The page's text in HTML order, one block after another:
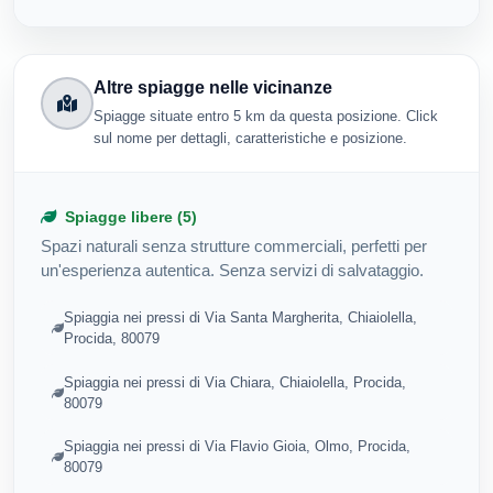
Altre spiagge nelle vicinanze
Spiagge situate entro 5 km da questa posizione. Click
sul nome per dettagli, caratteristiche e posizione.
Spiagge libere (5)
Spazi naturali senza strutture commerciali, perfetti per
un'esperienza autentica. Senza servizi di salvataggio.
Spiaggia nei pressi di Via Santa Margherita, Chiaiolella,
Procida, 80079
Spiaggia nei pressi di Via Chiara, Chiaiolella, Procida,
80079
Spiaggia nei pressi di Via Flavio Gioia, Olmo, Procida,
80079